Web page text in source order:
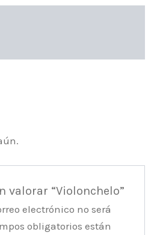
valorar “Violonchelo”
electrónico no será
obligatorios están